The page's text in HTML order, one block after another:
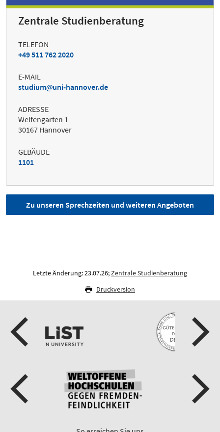
Zentrale Studienberatung
TELEFON
+49 511 762 2020
E-MAIL
studium
uni-hannover.de
ADRESSE
Welfengarten 1
30167 Hannover
GEBÄUDE
1101
Zu unseren Sprechzeiten und weiteren Angeboten
Letzte Änderung: 23.07.26;Zentrale Studienberatung
Druckversion